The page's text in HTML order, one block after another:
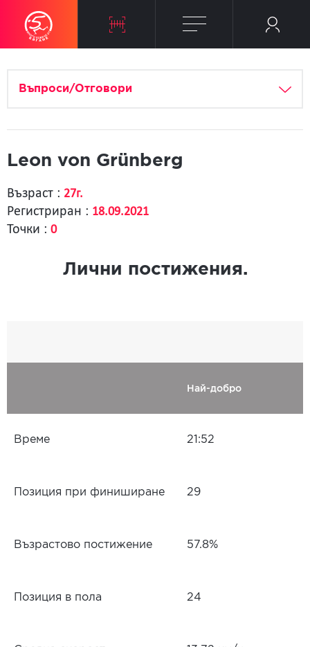
Въпроси/Отговори
Leon von Grünberg
Възраст : 27г.
Регистриран : 18.09.2021
Точки : 0
Лични постижения.
Най-добро
Време 21:52
Позиция при финиширане 29
Възрастово постижение 57.8%
Позиция в пола 24